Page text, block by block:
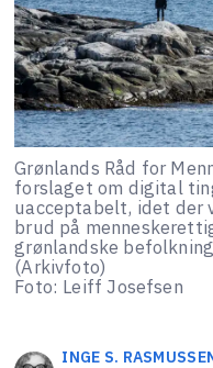
Grønlands Råd for
forslaget om digital
uacceptabelt, idet der
brud på
grønlandske
(Arkivfoto)
Foto: Leiff Josefsen
INGE S.